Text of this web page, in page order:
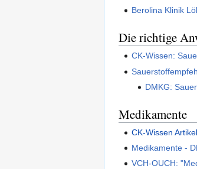
Berolina Klinik
Die richtige
CK-Wissen:
DMKG:
Medikamente
CK-Wissen
Medikamente -
VCH-OUCH: